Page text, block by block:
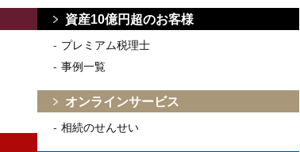
資産10億円超のお客様
プレミアム税理士
事例一覧
オンラインサービス
相続のせんせい